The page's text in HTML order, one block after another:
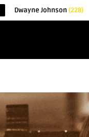
Dwayne Johnson (228)